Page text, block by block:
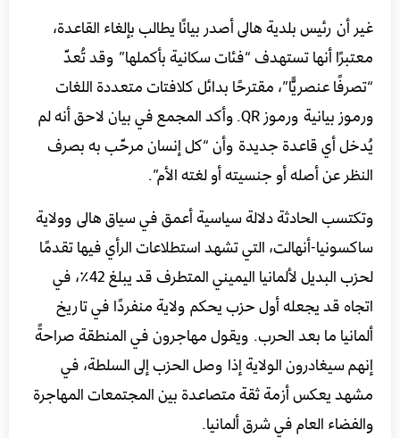
غير أن رئيس بلدية هالى أصدر بيانًا يطالب بإلغاء القاعدة،
معتبرًا أنها تستهدف “فئات سكانية بأكملها” وقد تُعدّ
“تصرفًا عنصريًّا”، مقترحًا بدائل كلافتات متعددة اللغات
ورموز بيانية ورموز QR. وأكد المجمع في بيان لاحق أنه لم
يُدخل أي قاعدة جديدة وأن “كل إنسان مرحّب به بصرف
النظر عن أصله أو جنسيته أو لغته الأم”.
وتكتسب الحادثة دلالة سياسية أعمق في سياق هالى وولاية
ساكسونيا-أنهالت، التي تشهد استطلاعات الرأي فيها تقدمًا
لحزب البديل لألمانيا اليميني المتطرف قد يبلغ 42٪، في
اتجاه قد يجعله أول حزب يحكم ولاية منفردًا في تاريخ
ألمانيا ما بعد الحرب. ويقول مهاجرون في المنطقة صراحةً
إنهم سيغادرون الولاية إذا وصل الحزب إلى السلطة، في
مشهد يعكس أزمة ثقة متصاعدة بين المجتمعات المهاجرة
والفضاء العام في شرق ألمانيا.